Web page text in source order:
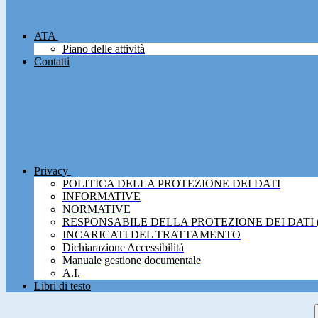
ATA
Piano delle attività
Contatti
Privacy
POLITICA DELLA PROTEZIONE DEI DATI
INFORMATIVE
NORMATIVE
RESPONSABILE DELLA PROTEZIONE DEI DATI
INCARICATI DEL TRATTAMENTO
Dichiarazione Accessibilitá
Manuale gestione documentale
A.I.
Libri di testo